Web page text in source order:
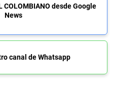
COLOMBIANO desde Google
News
canal de Whatsapp